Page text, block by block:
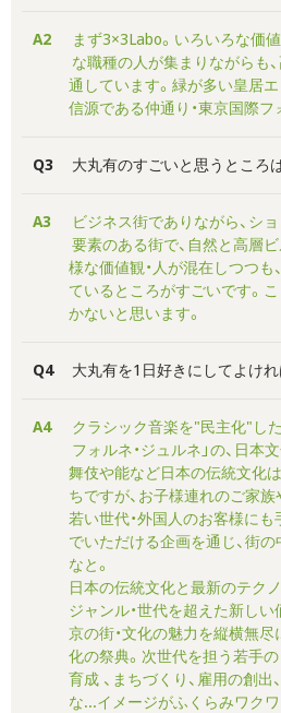
A2
まず3×3Labo。いろいろな価
な職種の人が集まりながらも
通しています。緑が多い皇居
信源である仲通り・東京国際フ
Q3 大丸有のすごいと思うところ
A3
ビジネス街でありながら、シ
要素のある街で、自然と高層
様な価値観・人が混在しつつも
ているところがすごいです。
かないと思います。
Q4 大丸有を1日好きにしてよけれ
A4
クラシック音楽を"民主化"した
フォルネ・ジュルネ」の、日本
舞伎や能など日本の伝統文化
ちですが、お子様連れのご家
若い世代・外国人のお客様に
でいただける企画を通じ、街
なと。
日本の伝統文化と最新のテク
ジャンル・世代を超えた新しい
京の街・文化の魅力を縦横無
化の祭典。次世代を担う若手
育成 、まちづくり、雇用の創
な...イメージがふくらみワクワ